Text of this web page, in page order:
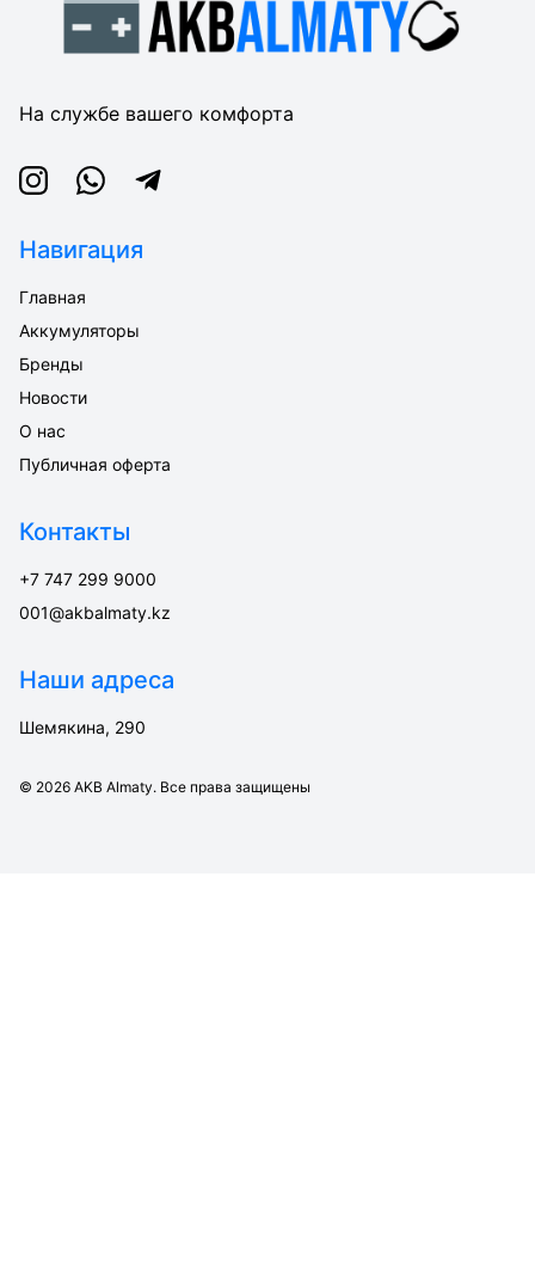
На службе вашего комфорта
InstagramWhatsappTelegram
Навигация
Главная
Аккумуляторы
Бренды
Новости
О нас
Публичная оферта
Контакты
+7 747 299 9000
001@akbalmaty.kz
Наши адреса
Шемякина, 290
© 2026 AKB Almaty. Все права защищены